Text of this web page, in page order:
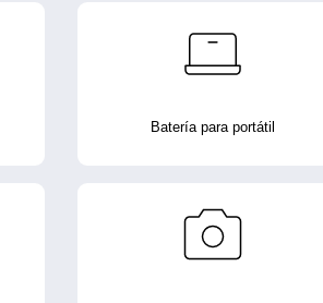
Batería para portátil